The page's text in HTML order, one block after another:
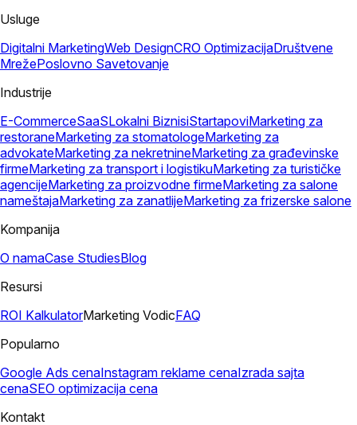
Usluge
Digitalni MarketingWeb DesignCRO OptimizacijaDruštvene
MrežePoslovno Savetovanje
Industrije
E-CommerceSaaSLokalni BiznisiStartapoviMarketing za
restoraneMarketing za stomatologeMarketing za
advokateMarketing za nekretnineMarketing za građevinske
firmeMarketing za transport i logistikuMarketing za turističke
agencijeMarketing za proizvodne firmeMarketing za salone
nameštajaMarketing za zanatlijeMarketing za frizerske salone
Kompanija
O namaCase StudiesBlog
Resursi
ROI KalkulatorMarketing VodicFAQ
Popularno
Google Ads cenaInstagram reklame cenaIzrada sajta
cenaSEO optimizacija cena
Kontakt